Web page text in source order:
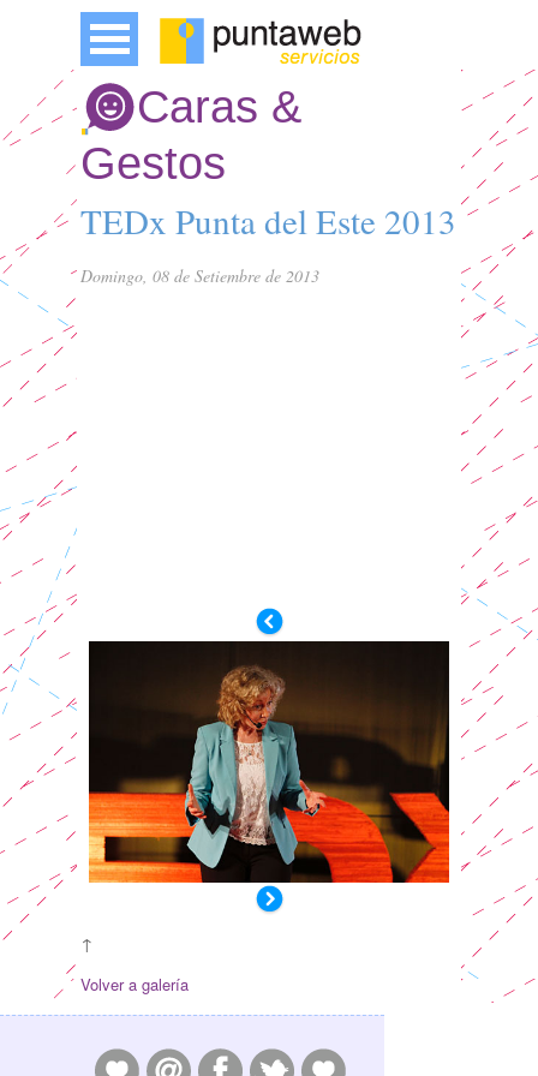
Caras &
Gestos
TEDx Punta del Este 2013
Domingo, 08 de Setiembre de 2013
↑
Volver a galería